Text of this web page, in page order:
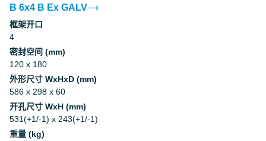
B 6x4 B Ex GALV
框架开口
4
密封空间 (mm)
120 x 180
外形尺寸 WxHxD (mm)
586 x 298 x 60
开孔尺寸 WxH (mm)
531(+1/-1) x 243(+1/-1)
重量 (kg)